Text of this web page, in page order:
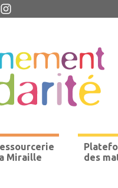
Miraille
des